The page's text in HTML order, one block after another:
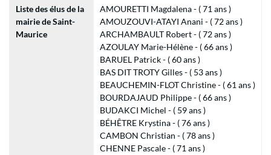
Liste des élus de la
mairie de Saint-
Maurice
AMOURETTI Magdalena - ( 71 ans )
AMOUZOUVI-ATAYI Anani - ( 72 ans )
ARCHAMBAULT Robert - ( 72 ans )
AZOULAY Marie-Hélène - ( 66 ans )
BARUEL Patrick - ( 60 ans )
BAS DIT TROTY Gilles - ( 53 ans )
BEAUCHEMIN-FLOT Christine - ( 61 ans )
BOURDAJAUD Philippe - ( 66 ans )
BUDAKCI Michel - ( 59 ans )
BÉHÊTRE Krystina - ( 76 ans )
CAMBON Christian - ( 78 ans )
CHENNE Pascale - ( 71 ans )